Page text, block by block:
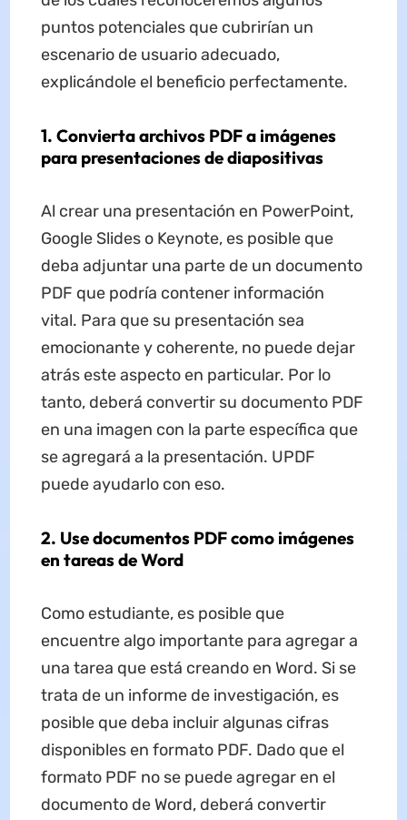
puntos potenciales que cubrirían un
escenario de usuario adecuado,
explicándole el beneficio perfectamente.
1. Convierta archivos PDF a imágenes
para presentaciones de diapositivas
Al crear una presentación en PowerPoint,
Google Slides o Keynote, es posible que
deba adjuntar una parte de un documento
PDF que podría contener información
vital. Para que su presentación sea
emocionante y coherente, no puede dejar
atrás este aspecto en particular. Por lo
tanto, deberá convertir su documento PDF
en una imagen con la parte específica que
se agregará a la presentación. UPDF
puede ayudarlo con eso.
2. Use documentos PDF como imágenes
en tareas de Word
Como estudiante, es posible que
encuentre algo importante para agregar a
una tarea que está creando en Word. Si se
trata de un informe de investigación, es
posible que deba incluir algunas cifras
disponibles en formato PDF. Dado que el
formato PDF no se puede agregar en el
documento de Word, deberá convertir